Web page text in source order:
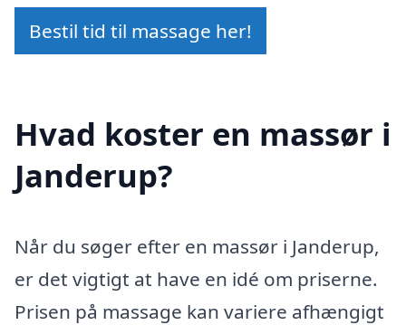
Bestil tid til massage her!
Hvad koster en massør i
Janderup?
Når du søger efter en massør i Janderup,
er det vigtigt at have en idé om priserne.
Prisen på massage kan variere afhængigt